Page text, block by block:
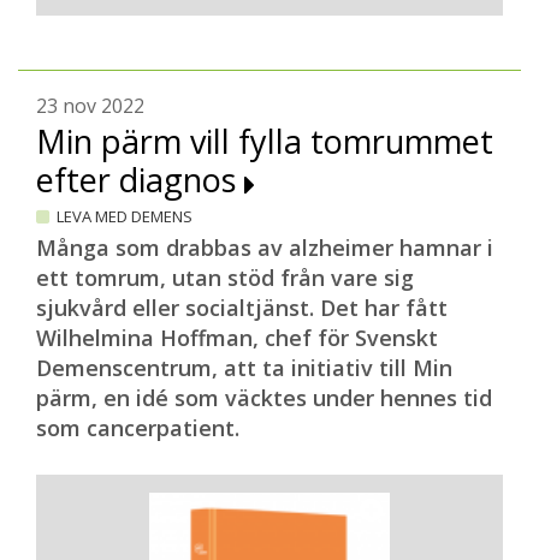
23 nov 2022
Min pärm vill fylla tomrummet
efter diagnos
LEVA MED DEMENS
Många som drabbas av alzheimer hamnar i
ett tomrum, utan stöd från vare sig
sjukvård eller socialtjänst. Det har fått
Wilhelmina Hoffman, chef för Svenskt
Demenscentrum, att ta initiativ till Min
pärm, en idé som väcktes under hennes tid
som cancerpatient.